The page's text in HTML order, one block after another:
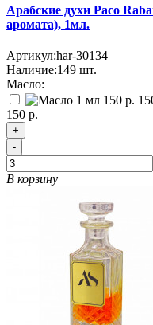
Арабские духи Paco
аромата), 1мл.
Артикул:har-30134
Наличие:149 шт.
Масло:
150 р.
+
-
В корзину